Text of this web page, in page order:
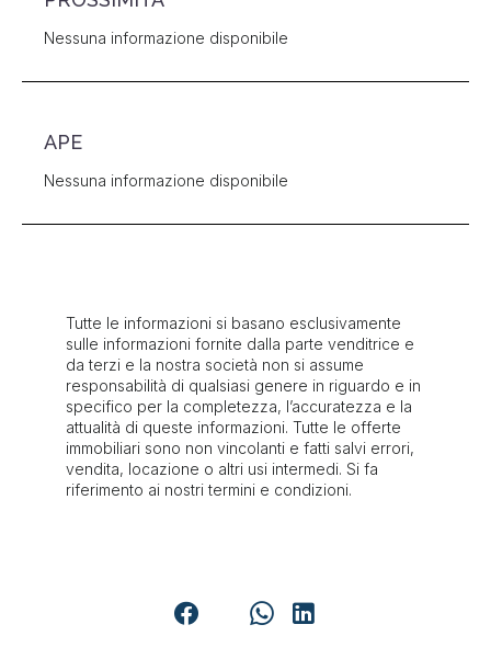
Nessuna informazione disponibile
APE
Nessuna informazione disponibile
Tutte le informazioni si basano esclusivamente
sulle informazioni fornite dalla parte venditrice e
da terzi e la nostra società non si assume
responsabilità di qualsiasi genere in riguardo e in
specifico per la completezza, l’accuratezza e la
attualità di queste informazioni. Tutte le offerte
immobiliari sono non vincolanti e fatti salvi errori,
vendita, locazione o altri usi intermedi. Si fa
riferimento ai nostri termini e condizioni.